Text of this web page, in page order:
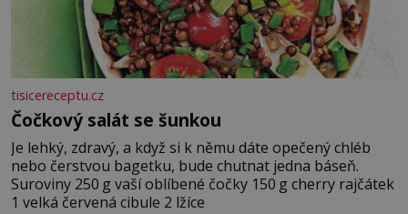
tisicereceptu.cz
Čočkový salát se šunkou
Je lehký, zdravý, a když si k němu dáte opečený chléb
nebo čerstvou bagetku, bude chutnat jedna báseň.
Suroviny 250 g vaší oblíbené čočky 150 g cherry rajčátek
1 velká červená cibule 2 lžíce